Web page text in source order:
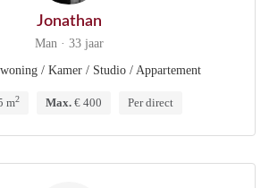
Jonathan
Man · 33 jaar
/ Kamer / Studio / Appartement
m2 Max.€ 400 Per direct